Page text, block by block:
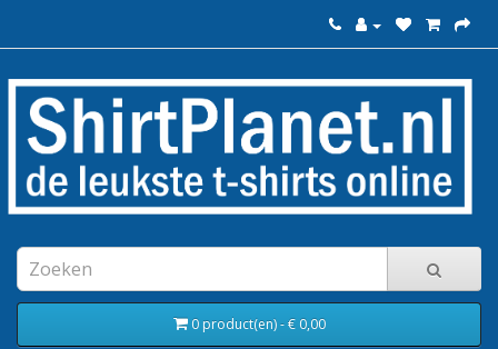
0 product(en) - € 0,00